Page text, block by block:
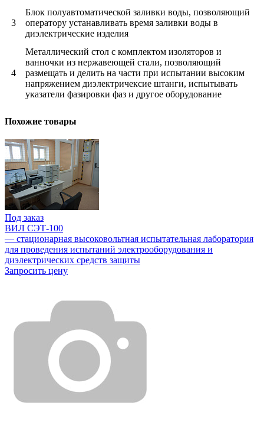
3
Блок полуавтоматической заливки воды, позволяющий
оператору устанавливать время заливки воды в
диэлектрические изделия
4
Металлический стол с комплектом изоляторов и
ванночки из нержавеющей стали, позволяющий
размещать и делить на части при испытании высоким
напряжением диэлектричексие штанги, испытывать
указатели фазировки фаз и другое оборудование
Похожие товары
Под заказ
ВИЛ СЭТ-100
— стационарная высоковольтная испытательная лаборатория
для проведения испытаний электрооборудования и
диэлектрических средств защиты
Запросить цену